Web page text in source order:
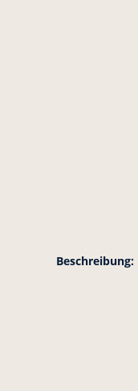
Beschreibung: